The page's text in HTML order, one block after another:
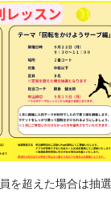
を超えた場合は抽